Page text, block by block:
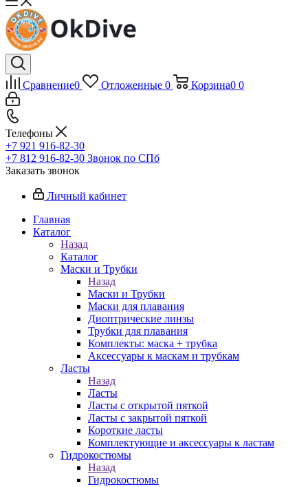
Сравнение0 Отложенные 0 Корзина0 0
Телефоны
+7 921 916-82-30
+7 812 916-82-30 Звонок по СПб
Заказать звонок
Личный кабинет
Главная
Каталог
Назад
Каталог
Маски и Трубки
Назад
Маски и Трубки
Маски для плавания
Диоптрические линзы
Трубки для плавания
Комплекты: маска + трубка
Аксессуары к маскам и трубкам
Ласты
Назад
Ласты
Ласты с открытой пяткой
Ласты с закрытой пяткой
Короткие ласты
Комплектующие и аксессуары к ластам
Гидрокостюмы
Назад
Гидрокостюмы